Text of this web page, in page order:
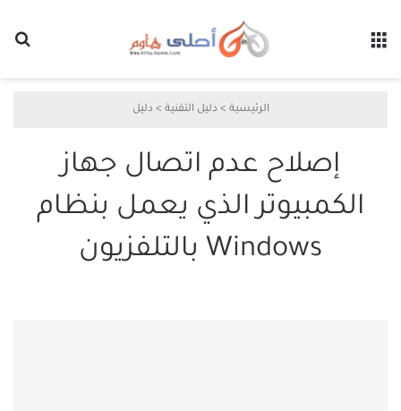
الرئيسية > دليل التقنية > دليل
إصلاح عدم اتصال جهاز
الكمبيوتر الذي يعمل بنظام
Windows بالتلفزيون